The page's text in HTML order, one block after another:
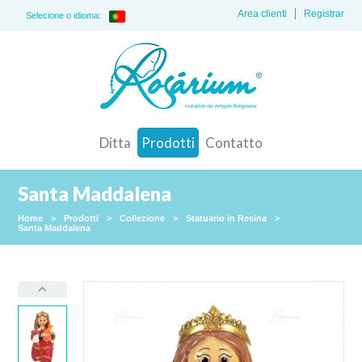
Selecione o idioma: Registrar
Area clienti
Ditta Prodotti Contatto
Santa Maddalena
Home > Prodotti > Collezione > Statuario in Resina
>
Santa Maddalena